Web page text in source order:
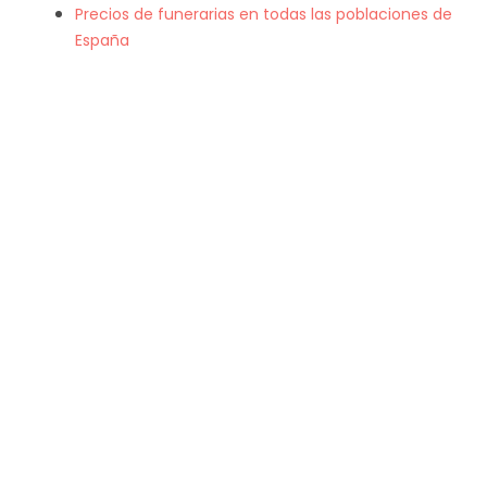
Precios de funerarias en todas las poblaciones de
España